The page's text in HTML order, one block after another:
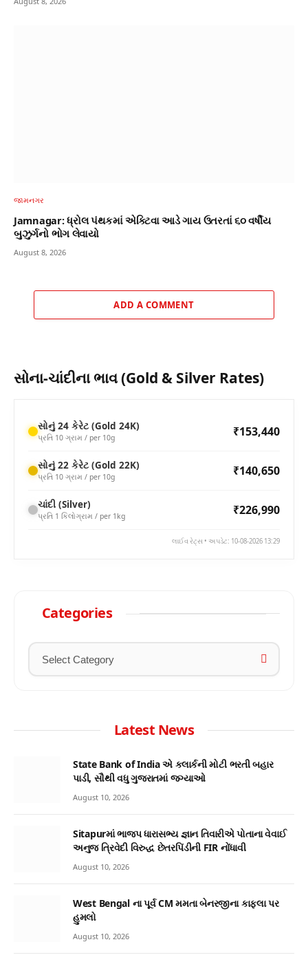
જામનગર
Jamnagar: ધ્રોલ પંથકમાં એક્ટિવા આડે ગાય ઉતરતાં ૬૦ વર્ષીય
બુઝુર્ગનો ભોગ લેવાયો
August 8, 2026
ADD A COMMENT
સોના-ચાંદીના ભાવ (Gold & Silver Rates)
સોનું 24 કેરેટ (Gold 24K)
પ્રતિ 10 ગ્રામ / per 10g ₹153,440
સોનું 22 કેરેટ (Gold 22K)
પ્રતિ 10 ગ્રામ / per 10g ₹140,650
ચાંદી (Silver)
પ્રતિ 1 કિલોગ્રામ / per 1kg ₹226,990
લાઈવ રેટ્સ • અપડેટ: 10-08-2026 13:29
Categories
Latest News
State Bank of India એ ક્લાર્કની મોટી ભરતી બહાર
પાડી, સૌથી વધુ ગુજરાતમાં જગ્યાઓ
August 10, 2026
Sitapurમાં ભાજપ ધારાસભ્ય જ્ઞાન તિવારીએ પોતાના વેવાઈ
અનુજ ત્રિવેદી વિરુદ્ધ છેતરપિંડીની FIR નોંધાવી
August 10, 2026
West Bengal ના પૂર્વ CM મમતા બેનરજીના કાફલા પર
હુમલો
August 10, 2026